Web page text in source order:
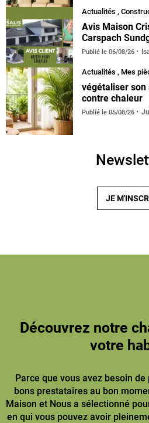
Actualités ,
Avis Maison
Carspach
Publié le 06/08/26
Actualités , Mes
végétaliser
contre chaleur
Publié le 05/08/26
JE
Découvrez notre
votre
Parce que vous avez besoin
bons prestataires au bon
Maison et Nous a sélectionné
en qui vous pouvez avoir